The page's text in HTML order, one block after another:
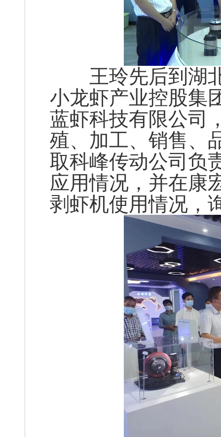
王玲先后到湖北
小龙虾产业控股集
蓝虾科技有限公司
殖、加工、销售、
取科峰传动公司负
应用情况，并在康
剥虾机使用情况，